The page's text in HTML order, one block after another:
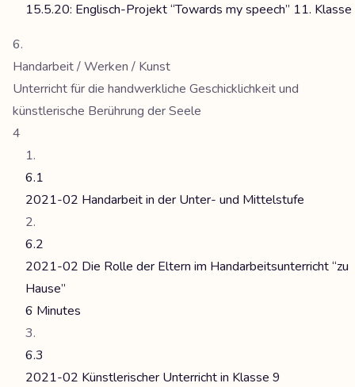
15.5.20: Englisch-Projekt “Towards my speech” 11. Klasse
Handarbeit / Werken / Kunst
Unterricht für die handwerkliche Geschicklichkeit und
künstlerische Berührung der Seele
4
6.1
2021-02 Handarbeit in der Unter- und Mittelstufe
6.2
2021-02 Die Rolle der Eltern im Handarbeitsunterricht “zu
Hause”
6 Minutes
6.3
2021-02 Künstlerischer Unterricht in Klasse 9